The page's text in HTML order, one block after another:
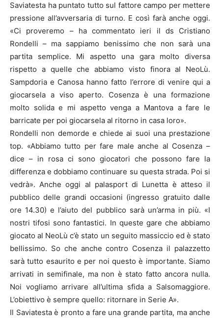
Saviatesta ha puntato tutto sul fattore campo per mettere
pressione all’avversaria di turno. E così farà anche oggi.
«Ci proveremo – ha commentato ieri il ds Cristiano
Rondelli – ma sappiamo benissimo che non sarà una
partita semplice. Mi aspetto una gara molto diversa
rispetto a quelle che abbiamo visto finora al NeoLù.
Sampdoria e Canosa hanno fatto l’errore di venire qui a
giocarsela a viso aperto. Cosenza è una formazione
molto solida e mi aspetto venga a Mantova a fare le
barricate per poi giocarsela al ritorno in casa loro».
Rondelli non demorde e chiede ai suoi una prestazione
top. «Abbiamo tutto per fare male anche al Cosenza –
dice – in rosa ci sono giocatori che possono fare la
differenza e dobbiamo continuare su questa strada. Poi si
vedrà». Anche oggi al palasport di Lunetta è atteso il
pubblico delle grandi occasioni (ingresso gratuito dalle
ore 14.30) e l’aiuto del pubblico sarà un’arma in più. «I
nostri tifosi sono fantastici. In queste gare che abbiamo
giocato al NeoLù c’è stato un seguito massiccio ed è stato
bellissimo. So che anche contro Cosenza il palazzetto
sarà tutto esaurito e per noi questo è importante. Siamo
arrivati in semifinale, ma non è stato fatto ancora nulla.
Noi vogliamo arrivare all’ultima sfida a Salsomaggiore.
L’obiettivo è sempre quello: ritornare in Serie A».
Il Saviatesta è pronto a fare una grande partita, ma anche